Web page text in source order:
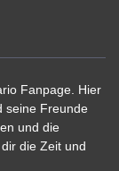
Fanpage. Hier
seine Freunde
und die
die Zeit und